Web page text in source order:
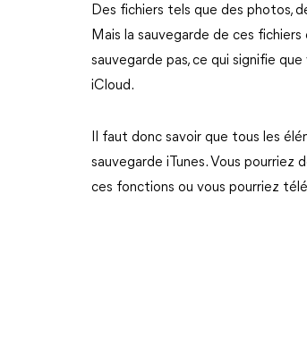
Des fichiers tels que des photos,
Mais la sauvegarde de ces
sauvegarde pas, ce qui signifie
iCloud.
Il faut donc savoir que tous les
sauvegarde iTunes. Vous pourriez
ces fonctions ou vous pourriez